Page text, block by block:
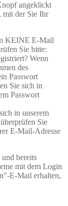
angeklickt
mit der Sie Ihr
KEINE E-Mail
Sie bitte:
Wenn
des
Passwort
Sie sich in
Passwort
in unserem
Sie
E-Mail-Adresse
bereits
mit dem Login
E-Mail erhalten,